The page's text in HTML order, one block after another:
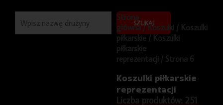
SZUKAJ
Strona
główna/Koszulki / Koszulki
piłkarskie/Koszulki
piłkarskie
reprezentacji / Strona 6
Koszulki piłkarskie
reprezentacji
Liczba produktów: 251